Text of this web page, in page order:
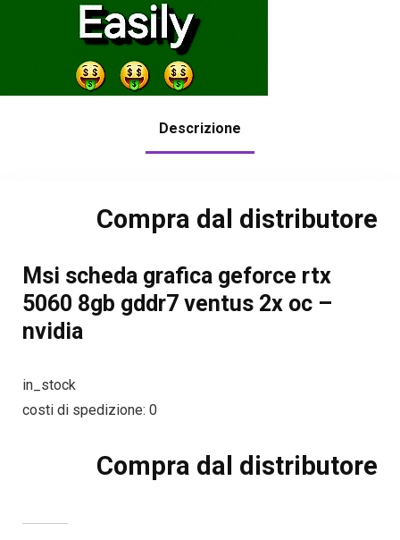
Descrizione
Compra dal distributore
Msi scheda grafica geforce rtx
5060 8gb gddr7 ventus 2x oc –
nvidia
in_stock
costi di spedizione: 0
Compra dal distributore